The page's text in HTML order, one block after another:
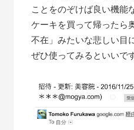
ことをのぞけば良い機能
ケーキを買って帰ったら
不在」みたいな悲しい目
ぜひ使ってみるといいで